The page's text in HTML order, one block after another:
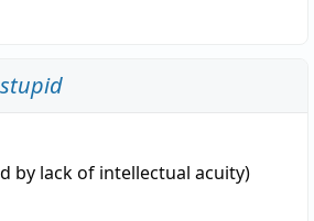
stupid
by lack of intellectual acuity)